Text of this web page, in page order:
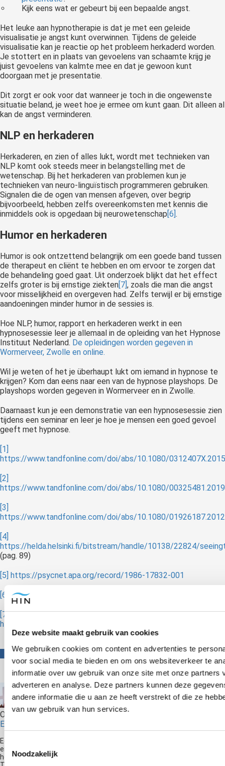
Deze website maakt gebruik van cookies
We gebruiken cookies om content en advertenties te
voor social media te bieden en om ons websiteverkeer te
informatie over uw gebruik van onze site met onze partners
adverteren en analyse. Deze partners kunnen deze
andere informatie die u aan ze heeft verstrekt of die ze
van uw gebruik van hun services.
Noodzakelijk
Kijk eens wat er gebeurt bij een bepaalde angst.
Het leuke aan hypnotherapie is dat je met een geleide
visualisatie je angst kunt overwinnen. Tijdens de geleide
visualisatie kan je reactie op het probleem herkaderd worden.
Je stottert en in plaats van gevoelens van schaamte krijg je
juist gevoelens van kalmte mee en dat je gewoon kunt
doorgaan met je presentatie.
Dit zorgt er ook voor dat wanneer je toch in die ongewenste
situatie beland, je weet hoe je ermee om kunt gaan. Dit alleen al
kan de angst verminderen.
NLP en herkaderen
Herkaderen, en zien of alles lukt, wordt met technieken van
NLP komt ook steeds meer in belangstelling met de
wetenschap. Bij het herkaderen van problemen kun je
technieken van neuro-linguïstisch programmeren gebruiken.
Signalen die de ogen van mensen afgeven, over begrip
bijvoorbeeld, hebben zelfs overeenkomsten met kennis die
inmiddels ook is opgedaan bij neurowetenschap [6] .
Humor en herkaderen
Humor is ook ontzettend belangrijk om een goede band tussen
de therapeut en cliënt te hebben en om ervoor te zorgen dat
de behandeling goed gaat. Uit onderzoek blijkt dat het effect
zelfs groter is bij ernstige ziekten [7] , zoals die man die angst
voor misselijkheid en overgeven had. Zelfs terwijl er bij ernstige
aandoeningen minder humor in de sessies is.
Hoe NLP, humor, rapport en herkaderen werkt in een
hypnosesessie leer je allemaal in de opleiding van het Hypnose
Instituut Nederland. De opleidingen worden gegeven in
Wormerveer, Zwolle en online.
Wil je weten of het je überhaupt lukt om iemand in hypnose te
krijgen? Kom dan eens naar een van de hypnose playshops. De
playshops worden gegeven in Wormerveer en in Zwolle.
Daarnaast kun je een demonstratie van een hypnosesessie zien
tijdens een seminar en leer je hoe je mensen een goed gevoel
geeft met hypnose.
[1]
https://www.tandfonline.com/doi/abs/10.1080/
[2]
https://www.tandfonline.com/doi/abs/10.1080/
[3]
https://www.tandfonline.com/doi/abs/10.1080/
[4]
https://helda.helsinki.fi/bitstream/handle/10138/22824/
(pag. 89)
[5] https://psycnet.apa.org/record/1986-17832-001
[6] https://jep.ro/images/pdf/cuprins_reviste/79_art_3.pdf
[7]
https://psychotherapy.psychiatryonline.org/doi/full/10.1176/
Over de schrijver
Edwin Selij
Edwin Selij is eigenaar en oprichter van Hypnose Instituut Nederland
en geeft trainingen in Hypnose. Hij is auteur van de boeken 'Je hebt
het niet je doet het' en 'Breek Je Vrij!' en komt regelmatig op radio en